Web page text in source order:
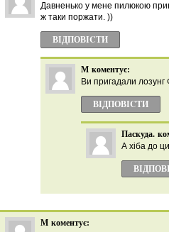
Давненько у мене пилюкою
ж таки поржати. ))
ВІДПОВІCТИ
М коментує:
Ви пригадали
ВІДПОВІCТИ
Паскуда.
А хіба до
М коментує: